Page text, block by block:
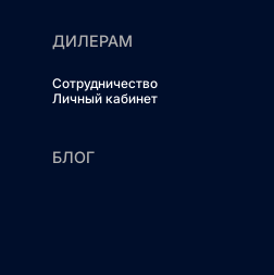
ДИЛЕРАМ
Сотрудничество
Личный кабинет
БЛОГ